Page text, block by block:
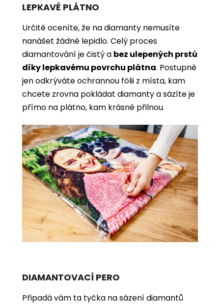
LEPKAVÉ PLÁTNO
Určitě oceníte, že na diamanty nemusíte
nanášet žádné lepidlo. Celý proces
diamantování je čistý a bez ulepených prstů
díky lepkavému povrchu plátna. Postupně
jen odkrýváte ochrannou fólii z místa, kam
chcete zrovna pokládat diamanty a sázíte je
přímo na plátno, kam krásně přilnou.
DIAMANTOVACÍ PERO
Připadá vám ta tyčka na sázení diamantů